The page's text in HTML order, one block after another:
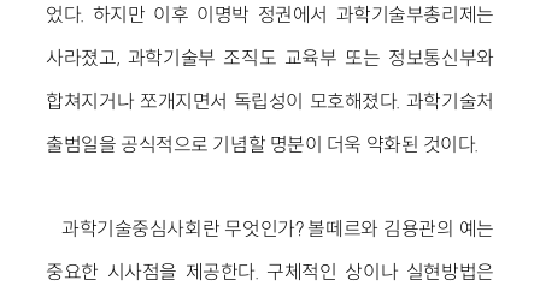
었다. 하지만 이후 이명박 정권에서 과학기술부총리제는
사라졌고, 과학기술부 조직도 교육부 또는 정보통신부와
합쳐지거나 쪼개지면서 독립성이 모호해졌다. 과학기술처
출범일을 공식적으로 기념할 명분이 더욱 약화된 것이다.
과학기술중심사회란 무엇인가? 볼떼르와 김용관의 예는
중요한 시사점을 제공한다. 구체적인 상이나 실현방법은